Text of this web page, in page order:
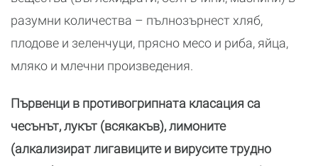
разумни количества – пълнозърнест хляб,
плодове и зеленчуци, прясно месо и риба, яйца,
мляко и млечни произведения.
Първенци в противогрипната класация са
чесънът, лукът (всякакъв), лимоните
(алкализират лигавиците и вирусите трудно